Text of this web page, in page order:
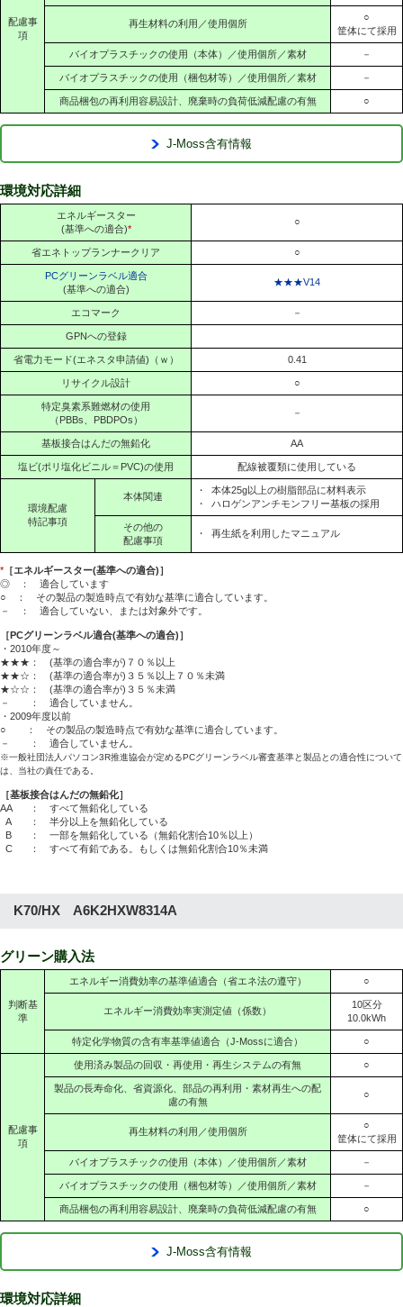
配慮事
項
再生材料の利用／使用個所
○
筐体にて採用
バイオプラスチックの使用（本体）／使用個所／素材 －
バイオプラスチックの使用（梱包材等）／使用個所／素材 －
商品梱包の再利用容易設計、廃棄時の負荷低減配慮の有無 ○
J-Moss含有情報
環境対応詳細
エネルギースター
(基準への適合)*
○
省エネトップランナークリア ○
PCグリーンラベル適合
(基準への適合)
★★★V14
エコマーク －
GPNへの登録
省電力モード(エネスタ申請値)（ｗ） 0.41
リサイクル設計 ○
特定臭素系難燃材の使用
（PBBs、PBDPOs）
－
基板接合はんだの無鉛化 AA
塩ビ(ポリ塩化ビニル＝PVC)の使用 配線被覆類に使用している
環境配慮
特記事項
本体関連
・
本体25g以上の樹脂部品に材料表示
・
ハロゲンアンチモンフリー基板の採用
その他の
配慮事項
・ 再生紙を利用したマニュアル
* ［エネルギースター(基準への適合)］
◎ ： 適合しています
○ ： その製品の製造時点で有効な基準に適合しています。
－ ： 適合していない、または対象外です。
［PCグリーンラベル適合(基準への適合)］
・2010年度～
★★★： (基準の適合率が)７０％以上
★★☆： (基準の適合率が)３５％以上７０％未満
★☆☆： (基準の適合率が)３５％未満
－ ： 適合していません。
・2009年度以前
○ ： その製品の製造時点で有効な基準に適合しています。
－ ： 適合していません。
※一般社団法人パソコン3R推進協会が定めるPCグリーンラベル審査基準と製品との適合性について
は、当社の責任である。
［基板接合はんだの無鉛化］
AA
： すべて無鉛化している
A
： 半分以上を無鉛化している
B
： 一部を無鉛化している（無鉛化割合10％以上）
C
： すべて有鉛である。もしくは無鉛化割合10％未満
K70/HX A6K2HXW8314A
グリーン購入法
判断基
準
エネルギー消費効率の基準値適合（省エネ法の遵守） ○
エネルギー消費効率実測定値（係数）
10区分
10.0kWh
特定化学物質の含有率基準値適合（J-Mossに適合） ○
配慮事
項
使用済み製品の回収・再使用・再生システムの有無 ○
製品の長寿命化、省資源化、部品の再利用・素材再生への配
慮の有無
○
再生材料の利用／使用個所
○
筐体にて採用
バイオプラスチックの使用（本体）／使用個所／素材 －
バイオプラスチックの使用（梱包材等）／使用個所／素材 －
商品梱包の再利用容易設計、廃棄時の負荷低減配慮の有無 ○
J-Moss含有情報
環境対応詳細